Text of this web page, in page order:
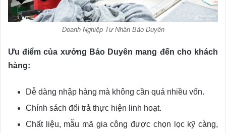
Doanh Nghiệp Tư Nhân Bảo Duyên
Ưu điểm của xưởng Bảo Duyên mang đến cho khách
hàng:
Dễ dàng nhập hàng mà không cần quá nhiều vốn.
Chính sách đổi trả thực hiện linh hoạt.
Chất liệu, mẫu mã gia công được chọn lọc kỹ càng,